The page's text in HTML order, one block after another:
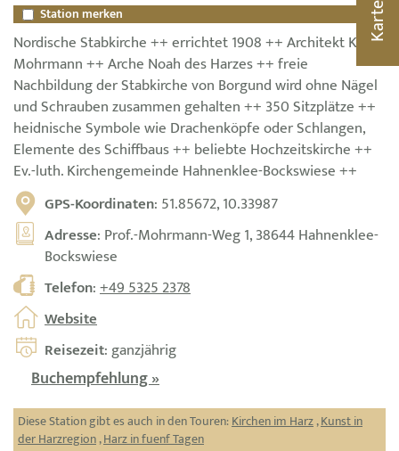
Station merken
Nordische Stabkirche ++ errichtet 1908 ++ Architekt Karl
Mohrmann ++ Arche Noah des Harzes ++ freie
Nachbildung der Stabkirche von Borgund wird ohne Nägel
und Schrauben zusammen gehalten ++ 350 Sitzplätze ++
heidnische Symbole wie Drachenköpfe oder Schlangen,
Elemente des Schiffbaus ++ beliebte Hochzeitskirche ++
Ev.-luth. Kirchengemeinde Hahnenklee-Bockswiese ++
GPS-Koordinaten: 51.85672, 10.33987
Adresse: Prof.-Mohrmann-Weg 1, 38644 Hahnenklee-
Bockswiese
Telefon:+49 5325 2378
Website
Reisezeit: ganzjährig
Buchempfehlung »
Diese Station gibt es auch in den Touren:Kirchen im Harz,Kunst in
der Harzregion,Harz in fuenf Tagen
Karte